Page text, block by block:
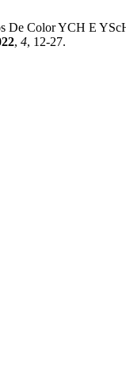
De Color YCH E
, 4, 12-27.